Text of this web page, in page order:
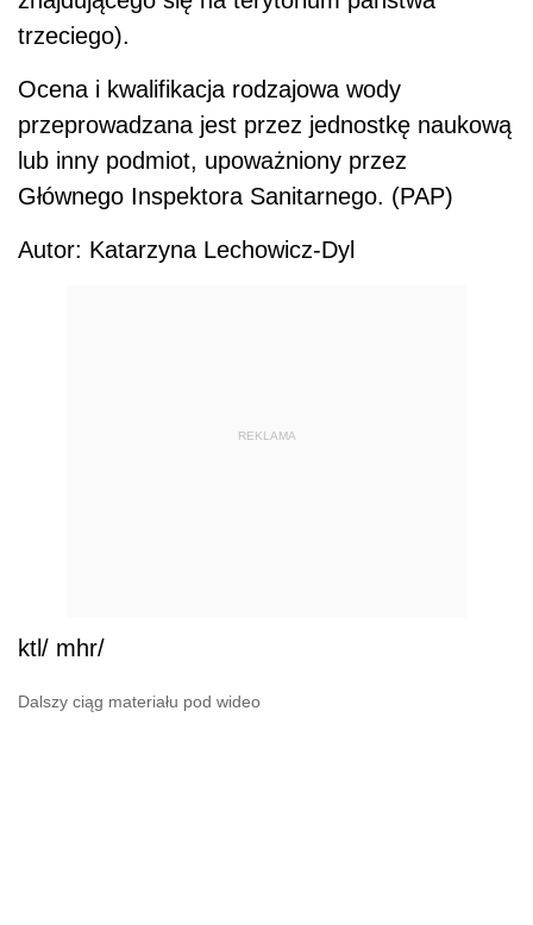
trzeciego).
Ocena i kwalifikacja rodzajowa wody
przeprowadzana jest przez jednostkę naukową
lub inny podmiot, upoważniony przez
Głównego Inspektora Sanitarnego. (PAP)
Autor: Katarzyna Lechowicz-Dyl
REKLAMA
ktl/ mhr/
Dalszy ciąg materiału pod wideo